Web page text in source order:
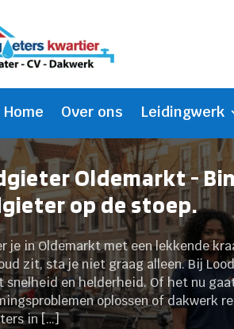
Home Over ons Leidingwerk
Oldemarkt -
op de stoep.
je in Oldemarkt met een lekkende
zit, sta je niet graag alleen. Bij
snelheid en helderheid. Of het nu
oplossen of dakwerk
in […]